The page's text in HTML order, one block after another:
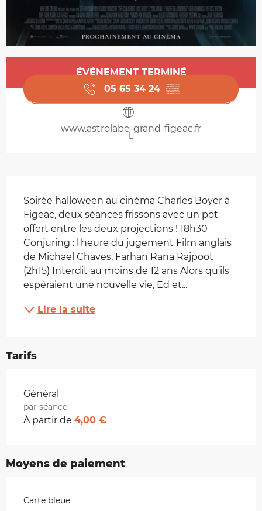
Ouverture et coordonnées
ÉVÉNEMENT TERMINÉ
05 65 34 24 ▒▒
www.astrolabe-grand-figeac.fr
Soirée halloween au cinéma Charles Boyer à
Figeac, deux séances frissons avec un pot
offert entre les deux projections ! 18h30
Conjuring : l'heure du jugement Film anglais
de Michael Chaves, Farhan Rana Rajpoot
(2h15) Interdit au moins de 12 ans Alors qu’ils
espéraient une nouvelle vie, Ed et...
Lire la suite
Tarifs
Tarifs 2026
Général
par séance
À partir de 4,00 €
Moyens de paiement
Carte bleue